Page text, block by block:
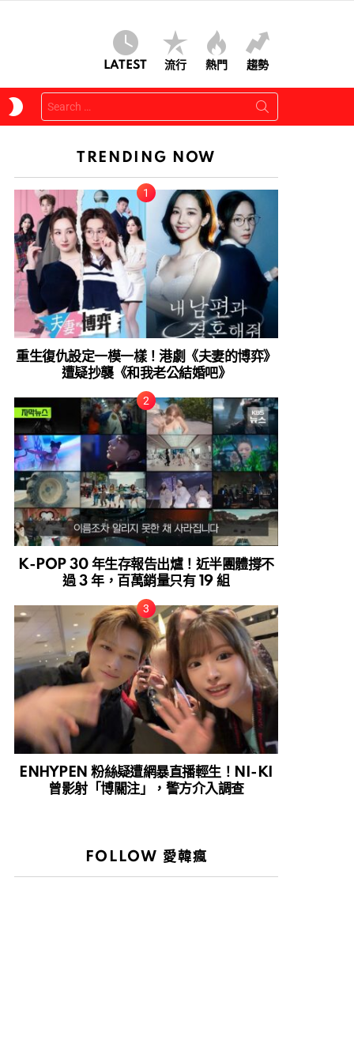
LATEST 流行 熱門 趨勢
SKIN
Search
for:
TRENDING NOW
重生復仇設定一模一樣！港劇《夫妻的博弈》
遭疑抄襲《和我老公結婚吧》
K-POP 30 年生存報告出爐！近半團體撐不
過 3 年，百萬銷量只有 19 組
ENHYPEN 粉絲疑遭網暴直播輕生！NI-KI
曾影射「博關注」，警方介入調查
FOLLOW 愛韓瘋